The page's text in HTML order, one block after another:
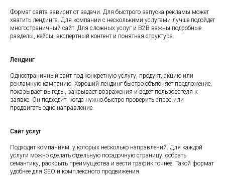
Формат сайта зависит от задачи. Для быстрого запуска рекламы может
хватить лендинга. Для компании с несколькими услугами лучше подойдет
многостраничный сайт. Для сложных услуг и B2B важны подробные
разделы, кейсы, экспертный контент и понятная структура.
Лендинг
Одностраничный сайт под конкретную услугу, продукт, акцию или
рекламную кампанию. Хороший лендинг быстро объясняет предложение,
показывает выгоды, закрывает возражения и ведет пользователя к
заявке. Он подходит, когда нужно быстро проверить спрос или
продвигать одно направление.
Сайт услуг
Подходит компаниям, у которых несколько направлений. Для каждой
услуги можно сделать отдельную посадочную страницу, собрать
семантику, раскрыть преимущества и вести трафик точнее. Такой формат
удобнее для SEO и комплексного продвижения.